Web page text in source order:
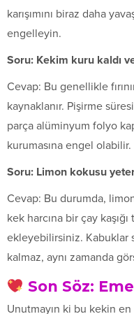
karışımını biraz daha
engelleyin.
Soru: Kekim kuru kaldı
Cevap: Bu genellikle
kaynaklanır. Pişirme
parça alüminyum folyo
kurumasına engel olabilir.
Soru: Limon kokusu
Cevap: Bu durumda,
kek harcına bir çay
ekleyebilirsiniz. Kabuklar
kalmaz, aynı zamanda
Son Söz:
Unutmayın ki bu kekin